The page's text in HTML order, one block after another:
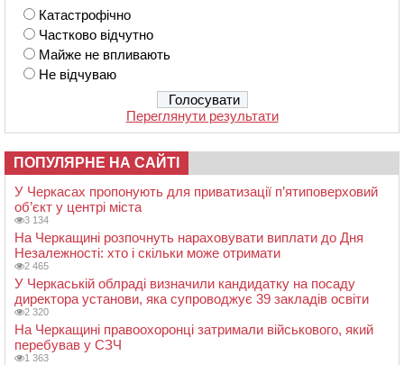
Катастрофічно
Частково відчутно
Майже не впливають
Не відчуваю
Переглянути результати
ПОПУЛЯРНЕ НА САЙТІ
У Черкасах пропонують для приватизації п’ятиповерховий
об’єкт у центрі міста
3 134
На Черкащині розпочнуть нараховувати виплати до Дня
Незалежності: хто і скільки може отримати
2 465
У Черкаській облраді визначили кандидатку на посаду
директора установи, яка супроводжує 39 закладів освіти
2 320
На Черкащині правоохоронці затримали військового, який
перебував у СЗЧ
1 363